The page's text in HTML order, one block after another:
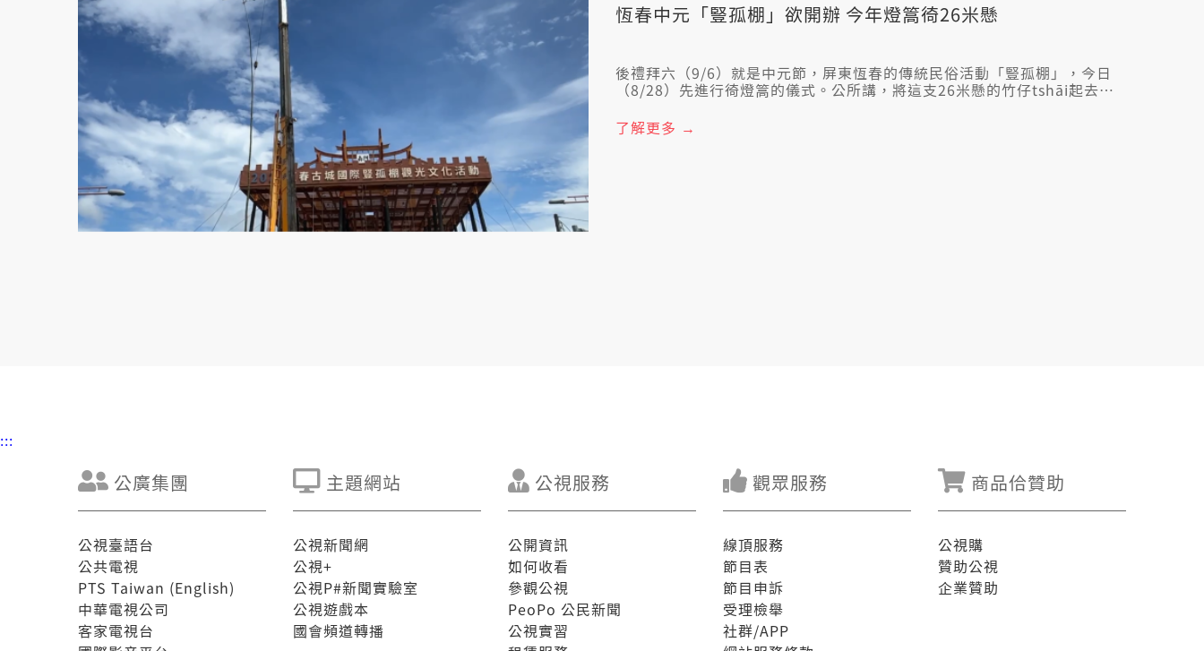
恆春中元「豎孤棚」欲開辦 今年燈篙徛26米懸
後禮拜六（9/6）就是中元節，屏東恆春的傳統民俗活動「豎孤棚」，今日
（8/28）先進行徛燈篙的儀式。公所講，將這支26米懸的竹仔tshāi起去，
當順利圓滿。
了解更多 →
:::
公廣集團
公視臺語台
公共電視
PTS Taiwan (English)
中華電視公司
客家電視台
主題網站
公視新聞網
公視+
公視P#新聞實驗室
公視遊戲本
國會頻道轉播
公視服務
公開資訊
如何收看
參觀公視
PeoPo 公民新聞
公視實習
觀眾服務
線頂服務
節目表
節目申訴
受理檢舉
社群/APP
商品佮贊助
公視購
贊助公視
企業贊助